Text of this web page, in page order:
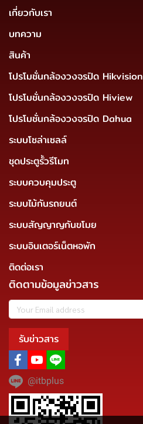
เกี่ยวกับเรา
บทความ
สินค้า
โปรโมชั่นกล้องวงจรปิด Hikvision
โปรโมชั่นกล้องวงจรปิด Hiview
โปรโมชั่นกล้องวงจรปิด Dahua
ระบบโซล่าเซลล์
ชุดประตูรั้วรีโมท
ระบบควบคุมประตู
ระบบไม้กันรถยนต์
ระบบสัญญาญกันขโมย
ระบบอินเตอร์เน็ตหอพัก
ติดต่อเรา
ติดตามข้อมูลข่าวสาร
รับข่าวสาร
@itbplus